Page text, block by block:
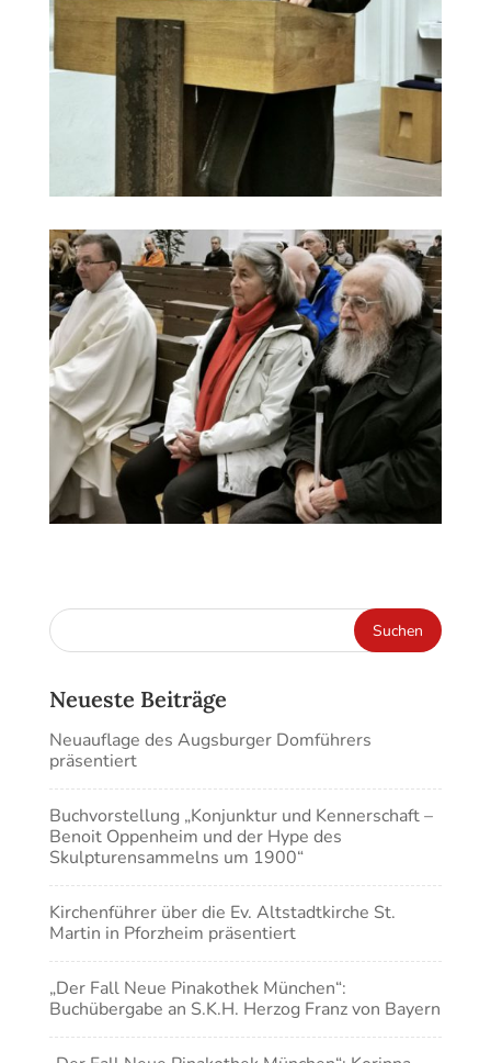
Neueste Beiträge
Neuauflage des Augsburger Domführers
präsentiert
Buchvorstellung „Konjunktur und Kennerschaft –
Benoit Oppenheim und der Hype des
Skulpturensammelns um 1900“
Kirchenführer über die Ev. Altstadtkirche St.
Martin in Pforzheim präsentiert
„Der Fall Neue Pinakothek München“:
Buchübergabe an S.K.H. Herzog Franz von Bayern